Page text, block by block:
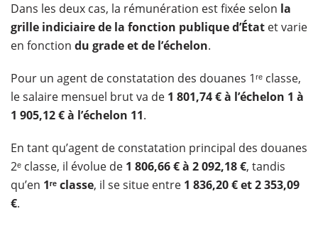
Dans les deux cas, la rémunération est fixée selon la
grille indiciaire de la fonction publique d’État et varie
en fonction du grade et de l’échelon.
Pour un agent de constatation des douanes 1ʳᵉ classe,
le salaire mensuel brut va de 1 801,74 € à l’échelon 1 à
1 905,12 € à l’échelon 11.
En tant qu’agent de constatation principal des douanes
2ᵉ classe, il évolue de 1 806,66 € à 2 092,18 €, tandis
qu’en 1ʳᵉ classe, il se situe entre 1 836,20 € et 2 353,09
€.